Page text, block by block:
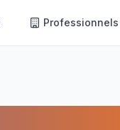
Professionnels